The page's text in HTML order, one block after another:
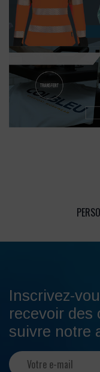
Inscrivez-
recevoir des
suivre notre